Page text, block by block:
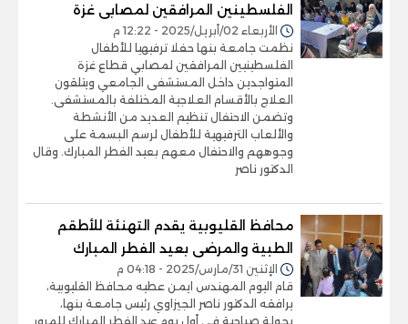
الفلسطينين المرافقين لمصابى غزة
الأربعاء 02/أبريل/2025 - 12:22 م
نظمت جامعة بنها حفلا ترفيهيا للأطفال
الفلسطينيين المرافقين لمصابي قطاع غزة
المتواجدين داخل المستشفى الجامعي ويتلقون
العلاج بالأقسام العلاجية المختلفة بالمستشفى.
وتضمن الاحتفال تنظيم العديد من الأنشطة
والألعاب الترفيهية للأطفال لرسم البسمة على
وجوههم والاحتفال معهم بعيد الفطر المبارك. وقال
الدكتور ناصر
محافظ القليوبية يقدم التهنئة للأطقم
الطبية والمرضى بعيد الفطر المبارك
الإثنين 31/مارس/2025 - 04:18 م
قام اليوم المهندس ايمن عطيه محافظ القليوبية،
يرافقه الدكتور ناصر الجيزاوي رئيس جامعة بنها،
بجولة صباحية في أول يوم عيد الفطر المبارك للمرور